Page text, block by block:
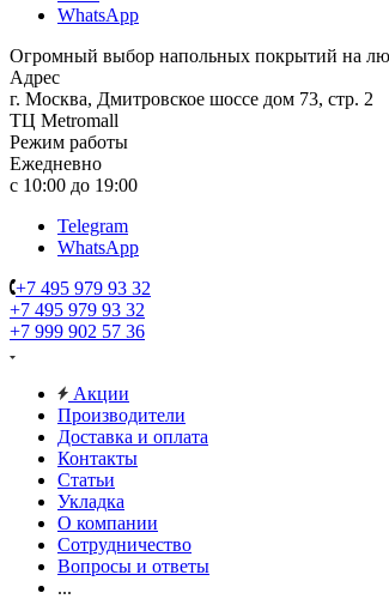
WhatsApp
Огромный выбор напольных покрытий на
Адрес
г. Москва, Дмитровское шоссе дом 73, стр. 2
ТЦ Metromall
Режим работы
Ежедневно
с 10:00 до 19:00
Telegram
WhatsApp
+7 495 979 93 32
+7 495 979 93 32
+7 999 902 57 36
Акции
Производители
Доставка и оплата
Контакты
Статьи
Укладка
О компании
Сотрудничество
Вопросы и ответы
...